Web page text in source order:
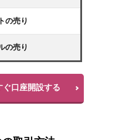
の売り
の売り
ぐ口座開設する